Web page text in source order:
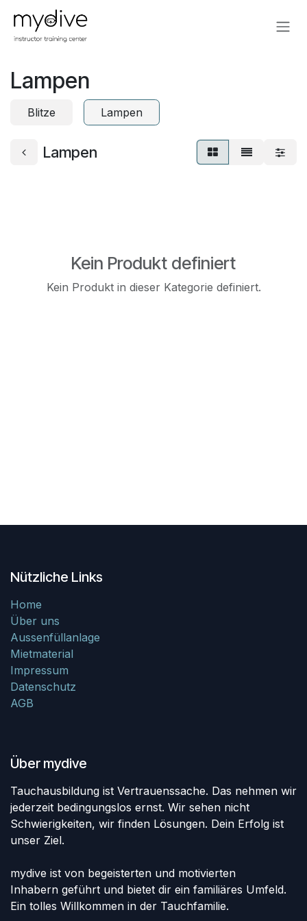
Zum Inhalt springen
Lampen
Blitze Lampen
Lampen
Kein Produkt definiert
Kein Produkt in dieser Kategorie definiert.
Nützliche Links
Home
Über uns
Aussenfüllanlage
Mietmaterial
Impressum
Datenschutz
AGB
Über mydive
Tauchausbildung ist Vertrauenssache. Das nehmen wir
jederzeit bedingungslos ernst. Wir sehen nicht
Schwierigkeiten, wir finden Lösungen. Dein Erfolg ist
unser Ziel.
mydive ist von begeisterten und motivierten
Inhabern geführt und bietet dir ein familiäres Umfeld.
Ein tolles Willkommen in der Tauchfamilie.